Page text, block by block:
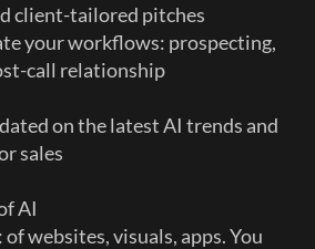
client-tailored pitches
your workflows: prospecting,
call relationship
on the latest AI trends and
sales
AI
of websites, visuals, apps. You